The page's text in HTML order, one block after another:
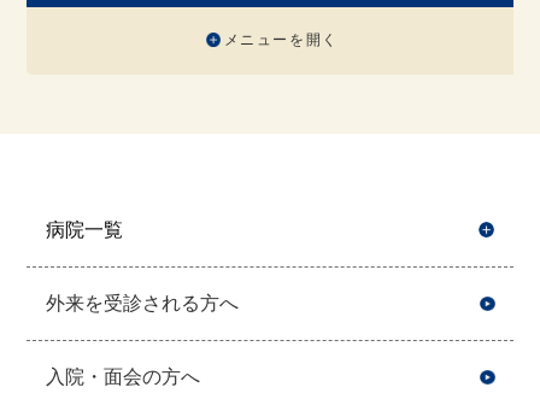
メニューを開く
病院一覧
外来を受診される方へ
入院・面会の方へ